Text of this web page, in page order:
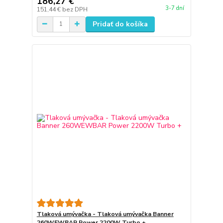
151,44 € bez DPH 3-7 dní
Pridať do košíka
Tlaková umývačka - Tlaková umývačka Banner